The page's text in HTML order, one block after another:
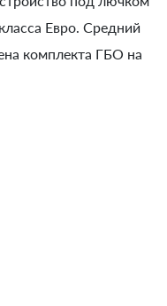
Евро. Средний
комплекта ГБО на